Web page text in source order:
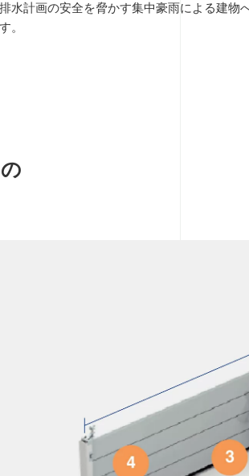
水計画の安全を脅かす集中豪雨による建物
。